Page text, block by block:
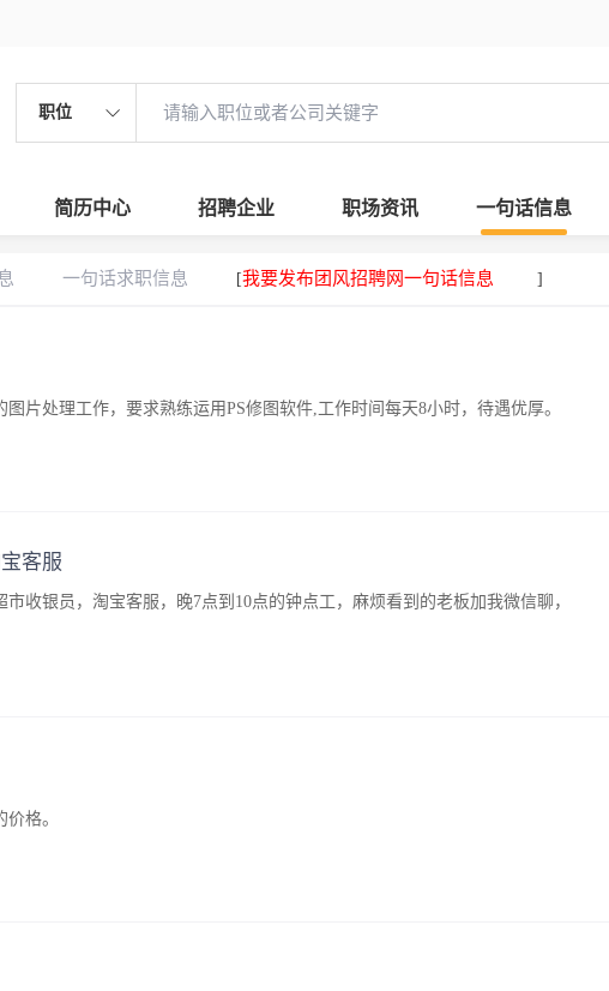
职位
简历中心 招聘企业 职场资讯 一句话信息
一句话求职信息 [我要发布团风招聘网一句话信息 ]
片处理工作，要求熟练运用PS修图软件,工作时间每天8小时，待遇优厚。
客服
收银员，淘宝客服，晚7点到10点的钟点工，麻烦看到的老板加我微信聊，
格。